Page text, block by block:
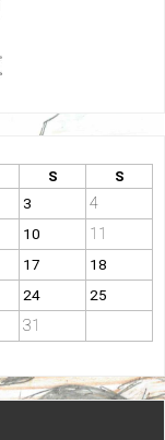
S
S
3 4
10
11
17 18
24
25
31